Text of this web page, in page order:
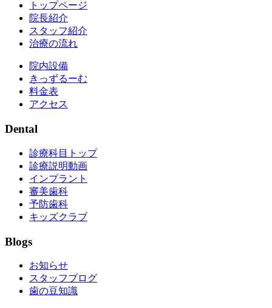
トップページ
院長紹介
スタッフ紹介
治療の流れ
院内設備
きっずるーむ
料金表
アクセス
Dental
診療科目トップ
診療説明動画
インプラント
審美歯科
予防歯科
キッズクラブ
Blogs
お知らせ
スタッフブログ
歯の豆知識